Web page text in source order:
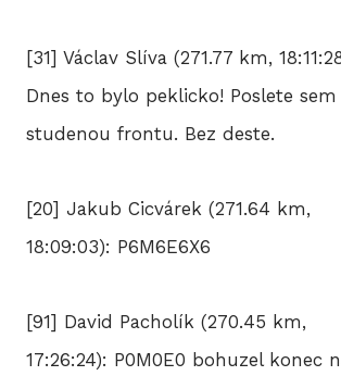
[31] Václav Slíva (271.77 km,
Dnes to bylo peklicko! Poslete sem
studenou frontu. Bez deste.
[20] Jakub Cicvárek (271.64 km,
18:09:03): P6M6E6X6
[91] David Pacholík (270.45 km,
17:26:24): P0M0E0 bohuzel konec